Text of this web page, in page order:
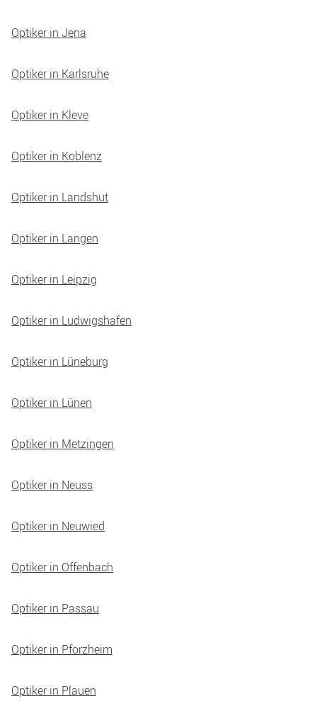
Optiker in Jena
Optiker in Karlsruhe
Optiker in Kleve
Optiker in Koblenz
Optiker in Landshut
Optiker in Langen
Optiker in Leipzig
Optiker in Ludwigshafen
Optiker in Lüneburg
Optiker in Lünen
Optiker in Metzingen
Optiker in Neuss
Optiker in Neuwied
Optiker in Offenbach
Optiker in Passau
Optiker in Pforzheim
Optiker in Plauen